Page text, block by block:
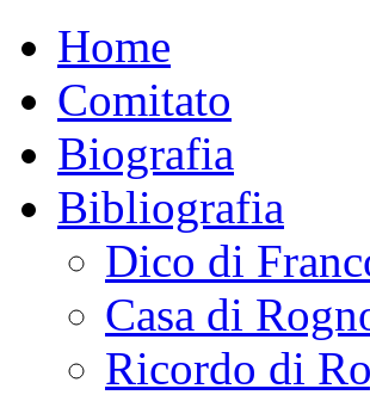
Home
Comitato
Biografia
Bibliografia
Dico di
Casa di
Ricordo di